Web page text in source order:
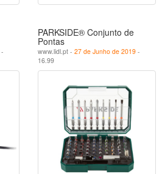
-
PARKSIDE® Conjunto de
Pontas
www.lidl.pt - 27 de Junho de 2019 -
16.99